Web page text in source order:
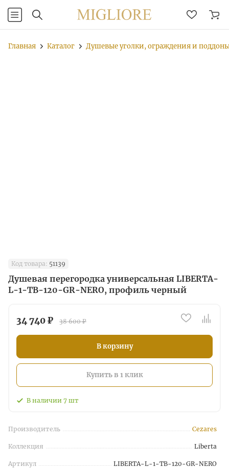
Главная Каталог Душевые уголки, ограждения и
Код товара: 51139
Душевая перегородка универсальная LIBERTA-
L-1-TB-120-GR-NERO, профиль черный
34 740 ₽ 38 600 ₽
В корзину
Купить в 1 клик
В наличии 7 шт
Производитель Cezares
Коллекция Liberta
Артикул LIBERTA-L-1-TB-120-GR-NERO